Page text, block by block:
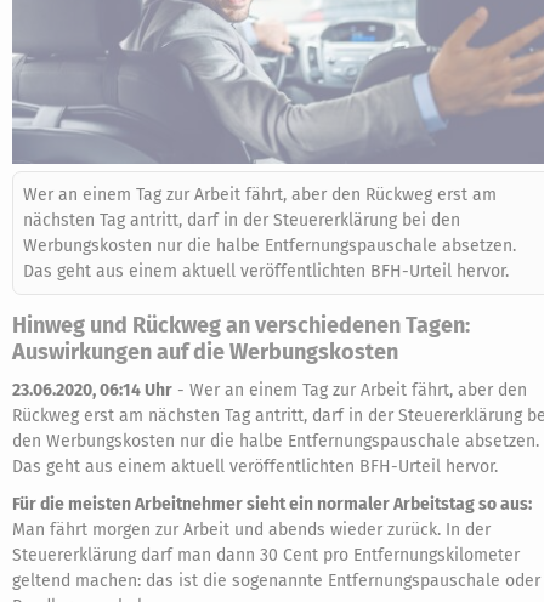
Wer an einem Tag zur Arbeit fährt, aber den Rückweg erst am
nächsten Tag antritt, darf in der Steuererklärung bei den
Werbungskosten nur die halbe Entfernungspauschale absetzen.
Das geht aus einem aktuell veröffentlichten BFH-Urteil hervor.
Hinweg und Rückweg an verschiedenen Tagen:
Auswirkungen auf die Werbungskosten
23.06.2020, 06:14 Uhr - Wer an einem Tag zur Arbeit fährt, aber den
Rückweg erst am nächsten Tag antritt, darf in der Steuererklärung
den Werbungskosten nur die halbe Entfernungspauschale absetzen.
Das geht aus einem aktuell veröffentlichten BFH-Urteil hervor.
Für die meisten Arbeitnehmer sieht ein normaler Arbeitstag so aus:
Man fährt morgen zur Arbeit und abends wieder zurück. In der
Steuererklärung darf man dann 30 Cent pro Entfernungskilometer
geltend machen: das ist die sogenannte Entfernungspauschale oder